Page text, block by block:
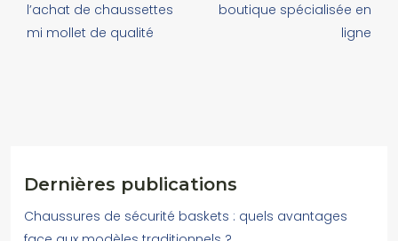
l’achat de chaussettes
mi mollet de qualité
boutique spécialisée en
ligne
Dernières publications
Chaussures de sécurité baskets : quels avantages